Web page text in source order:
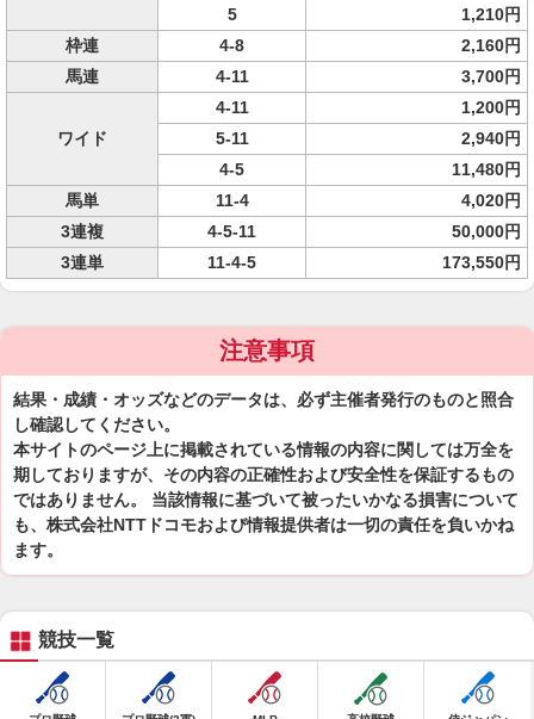
5
1,210円
枠連
4-8
2,160円
馬連
4-11 3,700円
ワイド
4-11
1,200円
5-11
2,940円
4-5
11,480円
馬単
11-4
4,020円
3連複
4-5-11
50,000円
3連単
11-4-5 173,550円
注意事項
結果・成績・オッズなどのデータは、必ず主催者発行のものと照合
し確認してください。
本サイトのページ上に掲載されている情報の内容に関しては万全を
期しておりますが、その内容の正確性および安全性を保証するもの
ではありません。 当該情報に基づいて被ったいかなる損害について
も、株式会社NTTドコモおよび情報提供者は一切の責任を負いかね
ます。
競技一覧